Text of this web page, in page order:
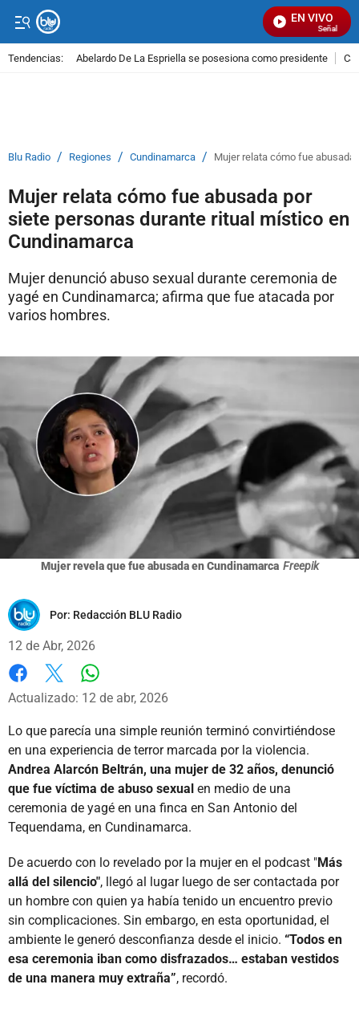
EN VIVO
Señal
Tendencias: Abelardo De La Espriella se posesiona como presidente
Blu Radio / Regiones / Cundinamarca / Mujer relata cómo fue
Mujer relata cómo fue abusada por
siete personas durante ritual místico en
Cundinamarca
Mujer denunció abuso sexual durante ceremonia de
yagé en Cundinamarca; afirma que fue atacada por
varios hombres.
Mujer revela que fue abusada en Cundinamarca Freepik
Por: Redacción BLU Radio
12 de Abr, 2026
Facebook
X
Actualizado: 12 de abr, 2026
Lo que parecía una simple reunión terminó convirtiéndose
en una experiencia de terror marcada por la violencia.
Andrea Alarcón Beltrán, una mujer de 32 años, denunció
que fue víctima de abuso sexual en medio de una
ceremonia de yagé en una finca en San Antonio del
Tequendama, en Cundinamarca.
De acuerdo con lo revelado por la mujer en el podcast "Más
allá del silencio", llegó al lugar luego de ser contactada por
un hombre con quien ya había tenido un encuentro previo
sin complicaciones. Sin embargo, en esta oportunidad, el
ambiente le generó desconfianza desde el inicio. “Todos en
esa ceremonia iban como disfrazados… estaban vestidos
de una manera muy extraña”, recordó.